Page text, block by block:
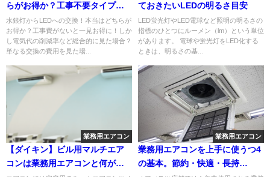
らがお得か？工事不要タイプと
工事必要タイプを徹底検証
水銀灯からLEDへの交換！本当はどちらが
お得か？工事費がないと一見お得に！しか
し電気代の削減率など総合的に見た場合？
単なる交換の費用を見た場...
ておきたいLEDの明るさ目安
LED蛍光灯やLED電球など照明の明るさの
指標のひとつにルーメン（lm）という単位
があります。 電球や蛍光灯をLED化する
ときは、明るさの基...
業務用エアコン
【ダイキン】ビル用マルチエア
コンは業務用エアコンと何が違
業務用エアコン
業務用エアコンを上手に使うつ4
の基本。節約・快適・長持